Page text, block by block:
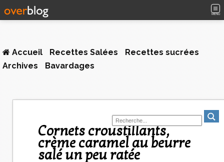
MENU
Accueil Recettes Salées
Recettes sucrées
Archives
Bavardages
Cornets croustillants,
crème caramel au beurre
salé un peu ratée